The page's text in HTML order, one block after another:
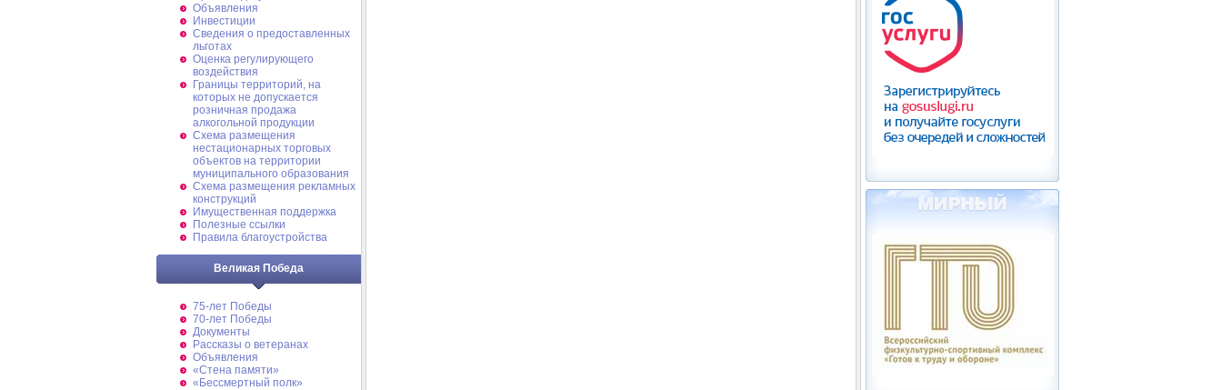
Объявления
Инвестиции
Сведения о предоставленных
льготах
Оценка регулирующего
воздействия
Границы территорий, на
которых не допускается
розничная продажа
алкогольной продукции
Схема размещения
нестационарных торговых
объектов на территории
муниципального образования
Схема размещения рекламных
конструкций
Имущественная поддержка
Полезные ссылки
Правила благоустройства
Великая Победа
75-лет Победы
70-лет Победы
Документы
Рассказы о ветеранах
Объявления
«Стена памяти»
«Бессмертный полк»